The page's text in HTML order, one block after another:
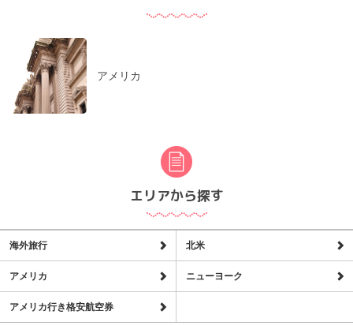
アメリカ
エリアから探す
海外旅行 北米
アメリカ ニューヨーク
アメリカ行き格安航空券